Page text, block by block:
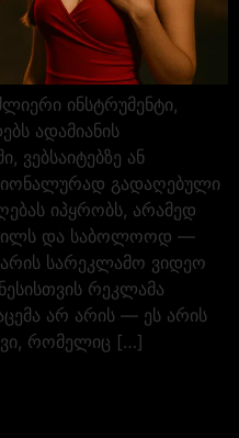
ინსტრუმენტი,
ადამიანის
ვებსაიტებზე ან
გადაღებული
იპყრობს, არამედ
და საბოლოოდ —
სარეკლამო ვიდეო
რეკლამა
არ არის — ეს არის
რომელიც […]